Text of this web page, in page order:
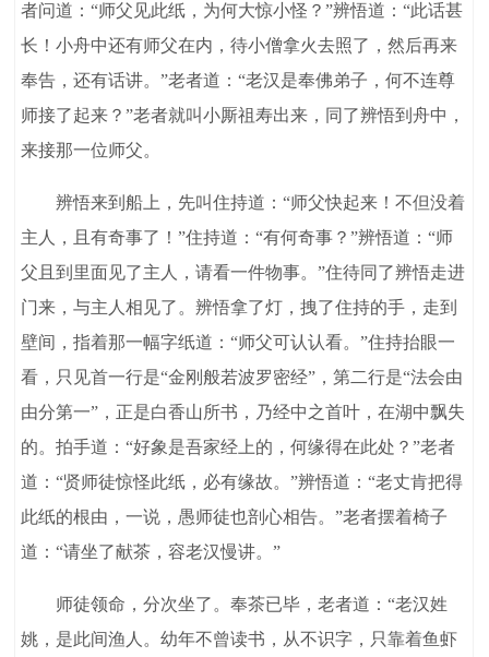
者问道：“师父见此纸，为何大惊小怪？”辨悟道：“此话甚
长！小舟中还有师父在内，待小僧拿火去照了，然后再来
奉告，还有话讲。”老者道：“老汉是奉佛弟子，何不连尊
师接了起来？”老者就叫小厮祖寿出来，同了辨悟到舟中，
来接那一位师父。
辨悟来到船上，先叫住持道：“师父快起来！不但没着
主人，且有奇事了！”住持道：“有何奇事？”辨悟道：“师
父且到里面见了主人，请看一件物事。”住待同了辨悟走进
门来，与主人相见了。辨悟拿了灯，拽了住持的手，走到
壁间，指着那一幅字纸道：“师父可认认看。”住持抬眼一
看，只见首一行是“金刚般若波罗密经”，第二行是“法会由
由分第一”，正是白香山所书，乃经中之首叶，在湖中飘失
的。拍手道：“好象是吾家经上的，何缘得在此处？”老者
道：“贤师徒惊怪此纸，必有缘故。”辨悟道：“老丈肯把得
此纸的根由，一说，愚师徒也剖心相告。”老者摆着椅子
道：“请坐了献茶，容老汉慢讲。”
师徒领命，分次坐了。奉茶已毕，老者道：“老汉姓
姚，是此间渔人。幼年不曾读书，从不识字，只靠着鱼虾